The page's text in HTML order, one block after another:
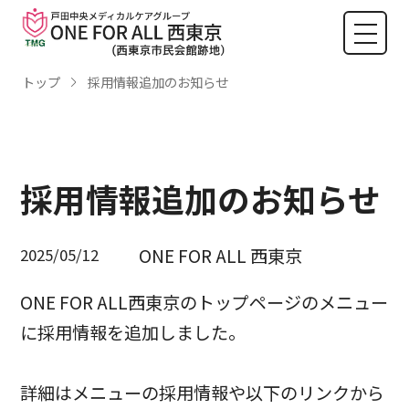
トップ 採用情報追加のお知らせ
採用情報追加のお知らせ
2025/05/12
ONE FOR ALL 西東京
ONE FOR ALL西東京のトップページのメニュー
に採用情報を追加しました。
詳細はメニューの採用情報や以下のリンクから